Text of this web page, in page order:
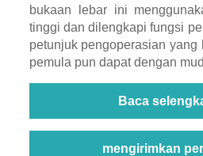
bukaan lebar ini
tinggi dan dilengkapi fungsi
petunjuk pengoperasian yang
pemula pun dapat dengan
Baca
mengirimkan